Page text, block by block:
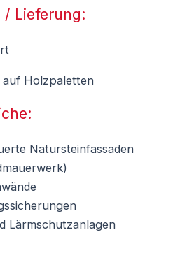
Lieferung:
Holzpaletten
Natursteinfassaden
Lärmschutzanlagen